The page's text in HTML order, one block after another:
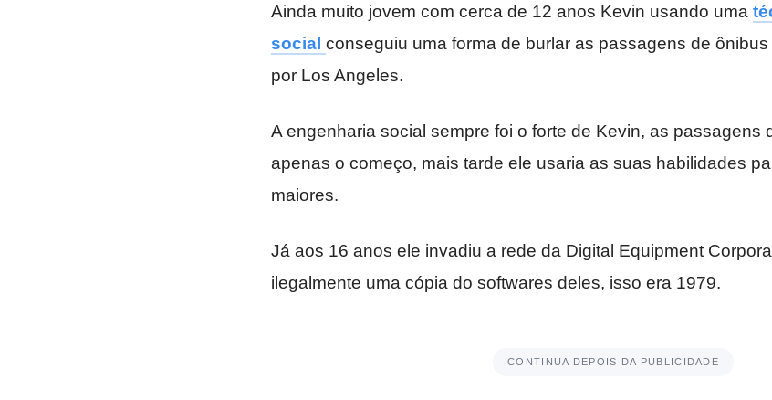
Ainda muito jovem com cerca de 12 anos Kevin usando uma
social conseguiu uma forma de burlar as passagens de
por Los Angeles.
A engenharia social sempre foi o forte de Kevin, as passagens
apenas o começo, mais tarde ele usaria as suas habilidades
maiores.
Já aos 16 anos ele invadiu a rede da Digital Equipment
ilegalmente uma cópia do softwares deles, isso era 1979.
CONTINUA DEPOIS DA PUBLICIDADE